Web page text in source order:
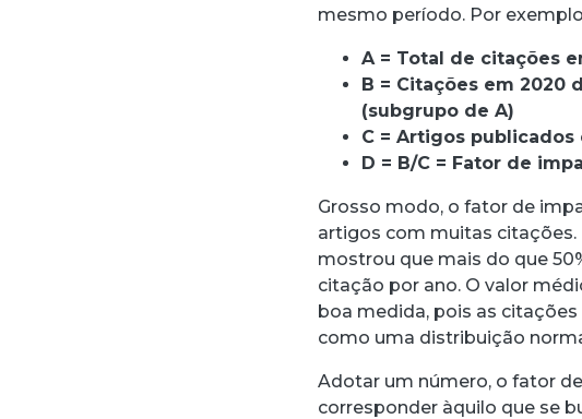
mesmo período. Por
A = Total de citações
B = Citações em 2020
(subgrupo de A)
C = Artigos publicados
D = B/C = Fator de
Grosso modo, o fator de
artigos com muitas citações.
mostrou que mais do que
citação por ano. O valor
boa medida, pois as
como uma distribuição
Adotar um número, o fator
corresponder àquilo que se